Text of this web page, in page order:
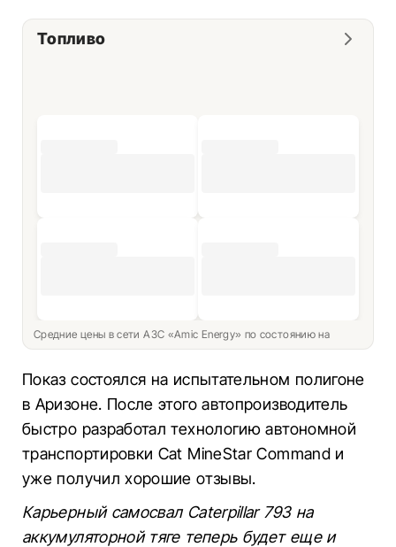
Топливо
Средние цены в сети АЗС «Amic Energy» по состоянию на
Показ состоялся на испытательном полигоне
в Аризоне. После этого автопроизводитель
быстро разработал технологию автономной
транспортировки Cat MineStar Command и
уже получил хорошие отзывы.
Карьерный самосвал Caterpillar 793 на
аккумуляторной тяге теперь будет еще и